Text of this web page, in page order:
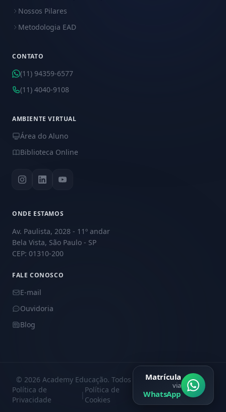
Nossos Pilares
Metodologia EAD
CONTATO
(11) 94359-6577
(11) 4040-9108
AMBIENTE VIRTUAL
Área do Aluno
Biblioteca Online
ONDE ESTAMOS
Av. Paulista, 2028 - 11º andar
Bela Vista, São Paulo - SP
CEP: 01310-200
FALE CONOSCO
E-mail
Ouvidoria
Blog
© 2026 Academy Educação. Todos os direitos reservados.
Política de
Privacidade
|
Política de
Cookies
|
Central de
Privacidade
Matrícula
via
WhatsApp